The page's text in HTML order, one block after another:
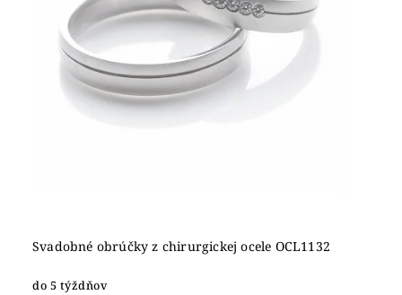
Svadobné obrúčky z chirurgickej ocele OCL1132
do 5 týždňov